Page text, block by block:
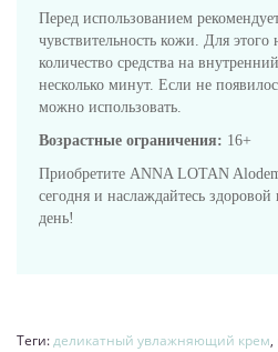
Перед использованием
чувствительность кожи. Для этого
количество средства на
несколько минут. Если не
можно использовать.
Возрастные ограничения: 16+
Приобретите ANNA LOTAN
сегодня и наслаждайтесь
день!
Теги:деликатный увлажняющий крем,